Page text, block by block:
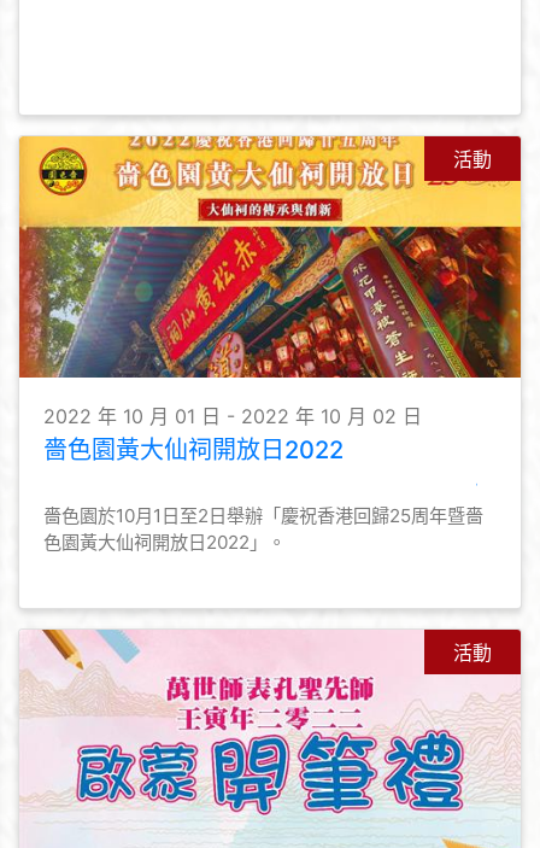
活動
2022 年 10 月 01 日 - 2022 年 10 月 02 日
嗇色園黃大仙祠開放日2022
嗇色園於10月1日至2日舉辦「慶祝香港回歸25周年暨嗇
色園黃大仙祠開放日2022」。
活動